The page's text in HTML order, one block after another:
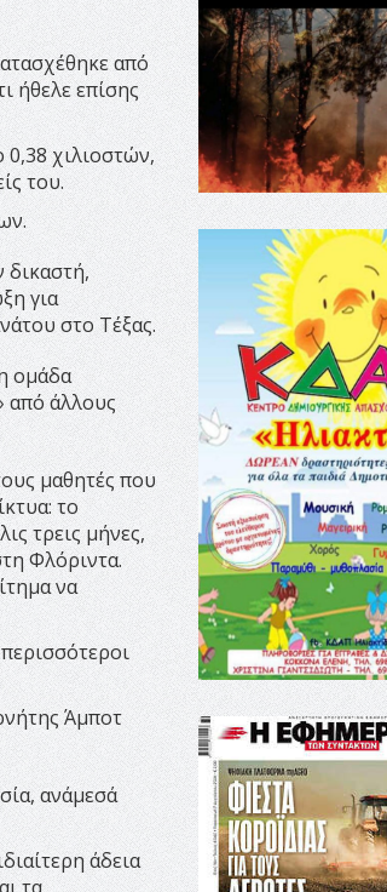
από
ήθελε επίσης
χιλιοστών,
του.
δικαστή,
για
στο Τέξας.
ομάδα
από άλλους
μαθητές που
το
τρεις μήνες,
Φλόριντα.
να
Άμποτ
ανάμεσά
άδεια